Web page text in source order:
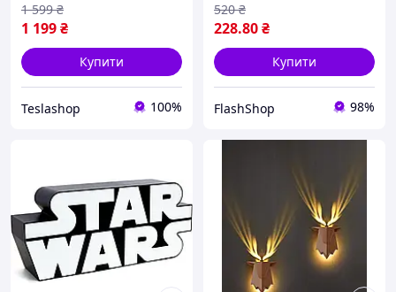
1 199₴
1 599 ₴
Купити
Teslashop 100%
228.80₴
520 ₴
Купити
FlashShop 98%